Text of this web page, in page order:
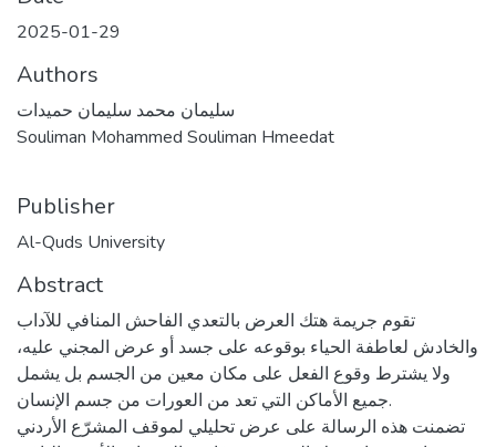
2025-01-29
Authors
سليمان محمد سليمان حميدات
Souliman Mohammed Souliman Hmeedat
Publisher
Al-Quds University
Abstract
تقوم جريمة هتك العرض بالتعدي الفاحش المنافي للآداب
والخادش لعاطفة الحياء بوقوعه على جسد أو عرض المجني عليه،
ولا يشترط وقوع الفعل على مكان معين من الجسم بل يشمل
جميع الأماكن التي تعد من العورات من جسم الإنسان.
تضمنت هذه الرسالة على عرض تحليلي لموقف المشرّع الأردني